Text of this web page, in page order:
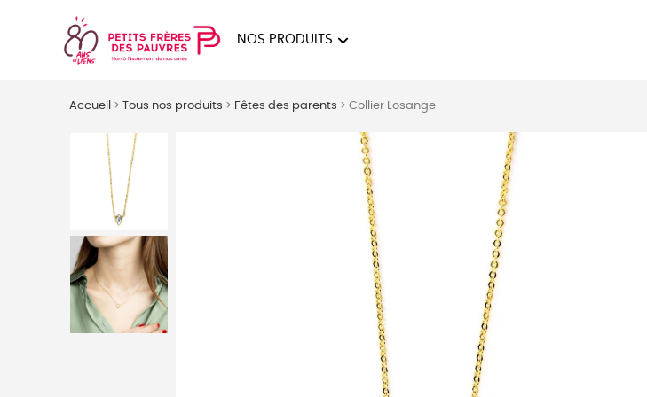
NOS PRODUITS
Accueil >Tous nos produits > Fêtes des parents >Collier Losange